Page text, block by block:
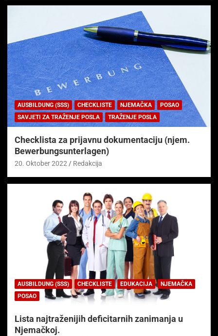
AUSBILDUNG (SSS) CHECKLISTE NJEMAČKA
POSAO
SAVJETI ZA TRAŽENJE POSLA
TRAŽENJE POSLA
Checklista za prijavnu dokumentaciju (njem.
Bewerbungsunterlagen)
20. Oktober 2022 Redakcija
AUSBILDUNG (SSS) CHECKLISTE EDUKACIJA
NJEMAČKA
POSAO
Lista najtraženijih deficitarnih zanimanja u
Njemačkoj.